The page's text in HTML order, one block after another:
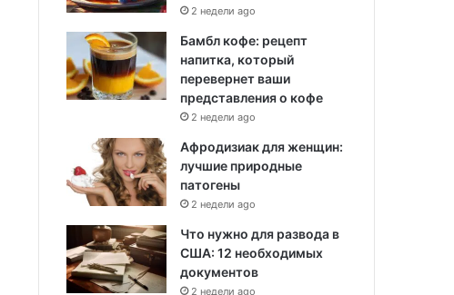
2 недели ago
Бамбл кофе: рецепт
напитка, который
перевернет ваши
представления о кофе
2 недели ago
Афродизиак для женщин:
лучшие природные
патогены
2 недели ago
Что нужно для развода в
США: 12 необходимых
документов
2 недели ago